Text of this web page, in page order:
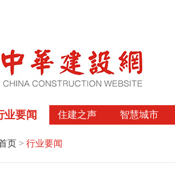
业要闻 住建之声 智慧城市
页 >行业要闻